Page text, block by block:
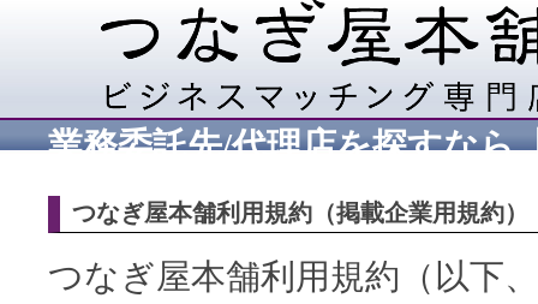
業務委託先/代理店を探すなら
つなぎ屋本舗利用規約（掲載企業用規約）
つなぎ屋本舗利用規約（以下